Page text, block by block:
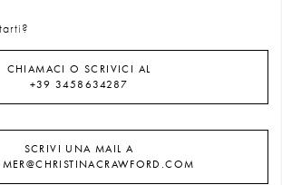
CHIAMACI O SCRIVICI AL
+39 3458634287
SCRIVI UNA MAIL A